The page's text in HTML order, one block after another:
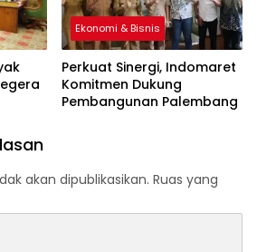
Ekonomi & Bisnis
Perkuat Sinergi, Indomaret
Komitmen Dukung
Pembangunan Palembang
akan dipublikasikan. Ruas yang